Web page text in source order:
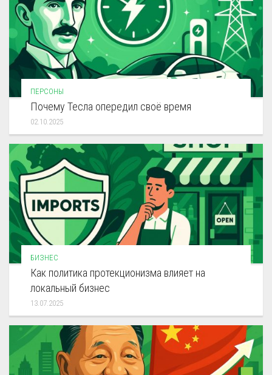
ПЕРСОНЫ
Почему Тесла опередил своё время
02.10.2025
БИЗНЕС
Как политика протекционизма влияет на
локальный бизнес
13.07.2025